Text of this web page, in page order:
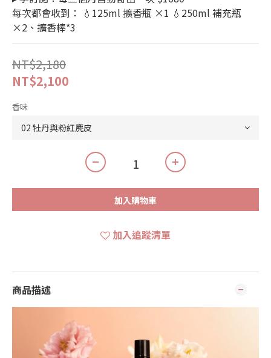
每次都會收到： 💧125ml 擴香瓶 ×1 💧250ml 補充瓶
×2、擴香棒*3
NT$2,180
NT$2,100
香味
加入購物車
加入追蹤清單
商品描述